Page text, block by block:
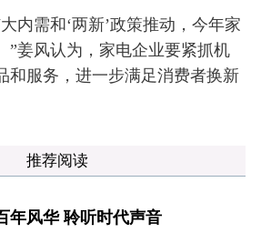
需和‘两新’政策推动，今年家
”姜风认为，家电企业要紧抓机
和服务，进一步满足消费者换新
推荐阅读
风华 聆听时代声音